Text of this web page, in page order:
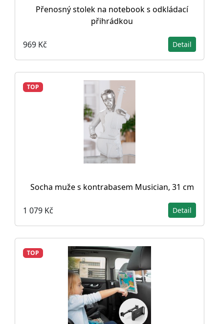
Přenosný stolek na notebook s odkládací
přihrádkou
969 Kč Detail
TOP
Socha muže s kontrabasem Musician, 31 cm
1 079 Kč Detail
TOP